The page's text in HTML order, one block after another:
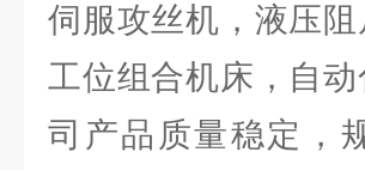
伺服攻丝机，液压
工位组合机床，自
司产品质量稳定，